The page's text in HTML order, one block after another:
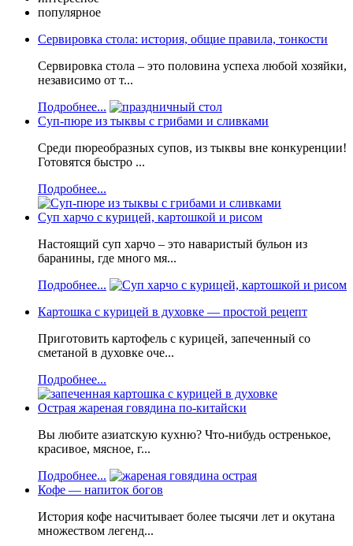
популярное
Сервировка стола: история, общие правила, тонкости
Сервировка стола – это половина успеха любой хозяйки,
независимо от т...
Подробнее...
Суп-пюре из тыквы с грибами и сливками
Среди пюреобразных супов, из тыквы вне конкуренции!
Готовятся быстро ...
Подробнее...
Суп харчо с курицей, картошкой и рисом
Настоящий суп харчо – это наваристый бульон из
баранины, где много мя...
Подробнее...
Картошка с курицей в духовке — простой рецепт
Приготовить картофель с курицей, запеченный со
сметаной в духовке оче...
Подробнее...
Острая жареная говядина по-китайски
Вы любите азиатскую кухню? Что-нибудь остренькое,
красивое, мясное, г...
Подробнее...
Кофе — напиток богов
История кофе насчитывает более тысячи лет и окутана
множеством легенд...